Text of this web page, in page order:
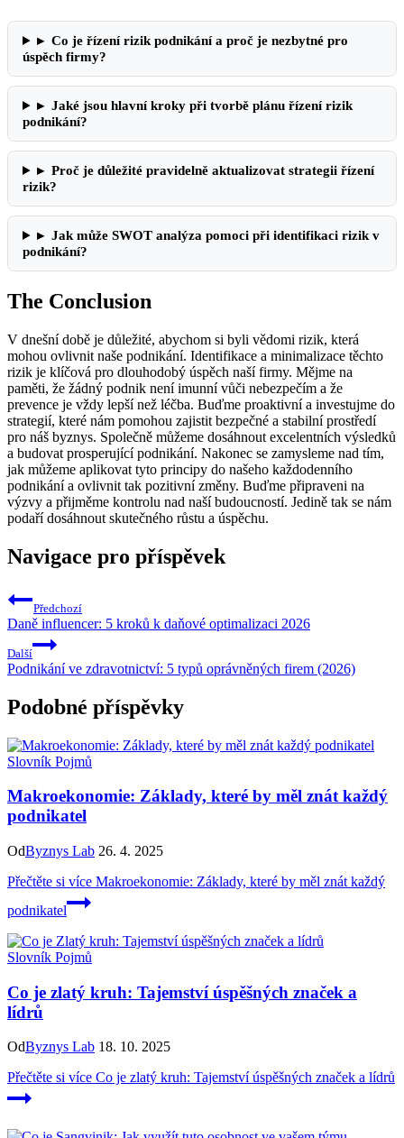
▸ Co je řízení rizik podnikání a proč je nezbytné pro
úspěch firmy?
▸ Jaké jsou hlavní kroky při tvorbě plánu řízení rizik
podnikání?
▸ Proč je důležité pravidelně aktualizovat strategii řízení
rizik?
▸ Jak může SWOT analýza pomoci při identifikaci rizik v
podnikání?
The Conclusion
V dnešní době je důležité, abychom si byli vědomi rizik, která
mohou ovlivnit naše podnikání. Identifikace a minimalizace těchto
rizik je klíčová pro dlouhodobý úspěch naší firmy. Mějme na
paměti, že žádný podnik není imunní vůči nebezpečím a že
prevence je vždy lepší než léčba. Buďme proaktivní a investujme do
strategií, které nám pomohou zajistit bezpečné a stabilní prostředí
pro náš byznys. Společně můžeme dosáhnout excelentních výsledků
a budovat prosperující podnikání. Nakonec se zamysleme nad tím,
jak můžeme aplikovat tyto principy do našeho každodenního
podnikání a ovlivnit tak pozitivní změny. Buďme připraveni na
výzvy a přijměme kontrolu nad naší budoucností. Jedině tak se nám
podaří dosáhnout skutečného růstu a úspěchu.
Navigace pro příspěvek
Předchozí
Daně influencer: 5 kroků k daňové optimalizaci 2026
Další
Podnikání ve zdravotnictví: 5 typů oprávněných firem (2026)
Podobné příspěvky
Slovník Pojmů
Makroekonomie: Základy, které by měl znát každý
podnikatel
OdByznys Lab 26. 4. 2025
Přečtěte si více Makroekonomie: Základy, které by měl znát každý
podnikatel
Slovník Pojmů
Co je zlatý kruh: Tajemství úspěšných značek a
lídrů
OdByznys Lab 18. 10. 2025
Přečtěte si více Co je zlatý kruh: Tajemství úspěšných značek a lídrů